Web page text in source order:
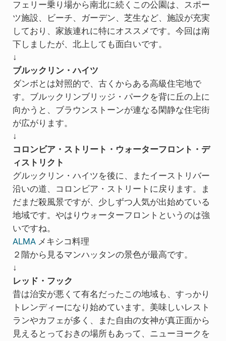
フェリー乗り場から南北に続くこの公園は、スポー
ツ施設、ビーチ、ガーデン、芝生など、施設が充実
しており、家族連れに特にオススメです。今回は南
下しましたが、北上しても面白いです。
↓
ブルックリン・ハイツ
ダンボとは対照的で、古くからある高級住宅地で
す。ブルックリンブリッジ・パークを背に丘の上に
向かうと、ブラウンストーンが連なる閑静な住宅街
が広がります。
↓
コロンビア・ストリート・ウォーターフロント・デ
ィストリクト
グルックリン・ハイツを後に、またイーストリバー
沿いの道、コロンビア・ストリートに戻ります。ま
だまだ殺風景ですが、少しずつ人気が出始めている
地域です。やはりウォーターフロントというのは強
いですね。
ALMA メキシコ料理
２階から見るマンハッタンの景色が最高です。
↓
レッド・フック
昔は治安が悪くて有名だったこの地域も、すっかり
トレンディーになり始めています。美味しいレスト
ランやカフェが多く、また自由の女神が真正面から
見えるとっておきの場所もあって、ニューヨークを